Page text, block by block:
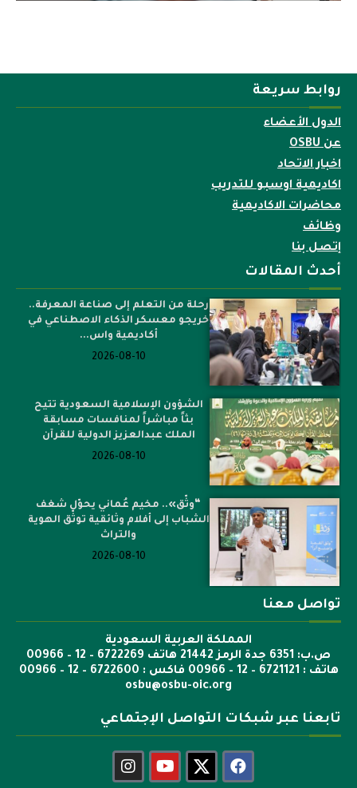
روابط سريعة
الدول الأعضاء
عن OSBU
اخبار الاتحاد
اكاديمية اوسبو للتدريب
محاضرات الاكاديمية
وظائف
إتصل بنا
أحدث المقالات
رحلة من التعلم إلى صناعة المعرفة..
خريجو معسكر الذكاء الاصطناعي في
أكاديمية واس...
2026-08-10
الشؤون الإسلامية السعودية تتيح
بثاً مباشراً لمنافسات مسابقة
الملك عبدالعزيز الدولية للقرآن
2026-08-10
“وثّق».. مخيم عُماني يحوّل شغف
الشباب إلى أفلام وثائقية توثّق الهوية
والتراث
2026-08-10
تواصل معنا
المملكة العربية السعودية
ص.ب: 6351 جدة الرمز 21442 هاتف 6722269 – 12 – 00966
هاتف : 6721121 – 12 – 00966 فاكس : 6722600 – 12 – 00966
osbu@osbu-oic.org
تابعنا عبر شبكات التواصل الإجتماعي